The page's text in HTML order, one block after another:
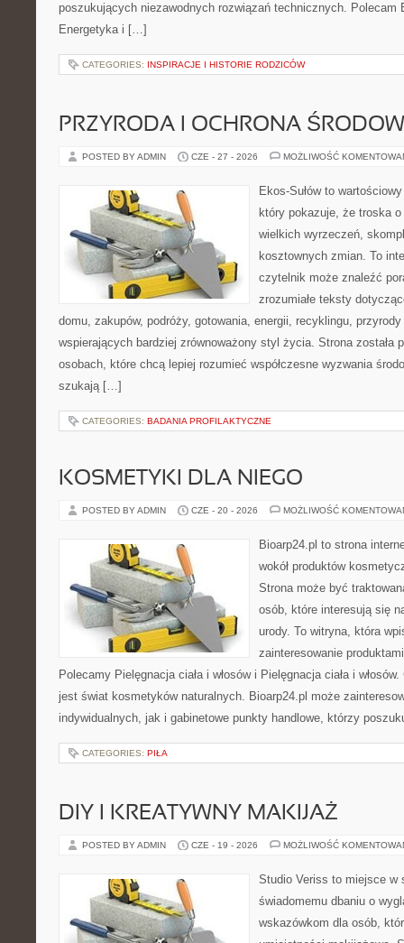
poszukujących niezawodnych rozwiązań technicznych. Polecam
Energetyka i […]
CATEGORIES: INSPIRACJE I HISTORIE RODZICÓW
PRZYRODA I OCHRONA
POSTED BY ADMIN CZE - 27 - 2026 MOŻLIWOŚĆ
Ekos-Sułów to
który pokazuje, że troska
wielkich wyrzeczeń,
kosztownych zmian. To
czytelnik może znaleźć
zrozumiałe teksty
domu, zakupów, podróży, gotowania, energii, recyklingu,
wspierających bardziej zrównoważony styl życia. Strona została
osobach, które chcą lepiej rozumieć współczesne wyzwania
szukają […]
CATEGORIES: BADANIA PROFILAKTYCZNE
KOSMETYKI DLA NIEGO
POSTED BY ADMIN CZE - 20 - 2026 MOŻLIWOŚĆ
Bioarp24.pl to strona
wokół produktów
Strona może być
osób, które interesują się
urody. To witryna, która
zainteresowanie
Polecamy Pielęgnacja ciała i włosów i Pielęgnacja ciała i
jest świat kosmetyków naturalnych. Bioarp24.pl może
indywidualnych, jak i gabinetowe punkty handlowe, którzy
CATEGORIES: PIŁA
DIY I KREATYWNY MAKIJAŻ
POSTED BY ADMIN CZE - 19 - 2026 MOŻLIWOŚĆ
Studio Veriss to miejsce w
świadomemu dbaniu o
wskazówkom dla osób,